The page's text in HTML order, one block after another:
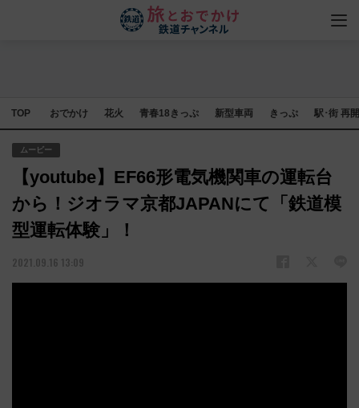
TOP おでかけ 花火 青春18きっぷ 新型車両 きっぷ 駅･街 再
ムービー
【youtube】EF66形電気機関車の運転台
から！ジオラマ京都JAPANにて「鉄道模
型運転体験」！
2021.09.16 13:09